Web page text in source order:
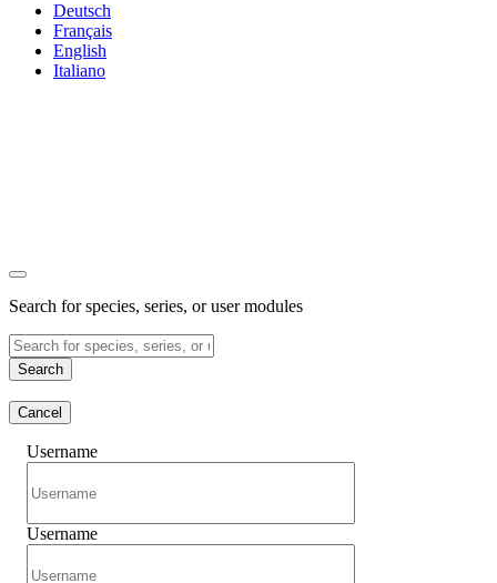
Deutsch
Français
English
Italiano
Search for species, series, or user modules
Search
Cancel
Username
Username